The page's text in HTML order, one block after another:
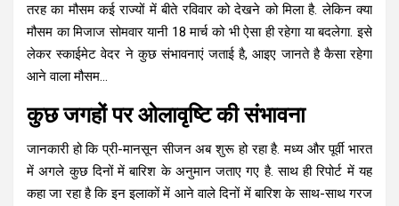
तरह का मौसम कई राज्यों में बीते रविवार को देखने को मिला है. लेकिन क्या
मौसम का मिजाज सोमवार यानी 18 मार्च को भी ऐसा ही रहेगा या बदलेगा. इसे
लेकर स्काईमेट वेदर ने कुछ संभावनाएं जताई है, आइए जानते है कैसा रहेगा
आने वाला मौसम…
कुछ जगहों पर ओलावृष्टि की संभावना
जानकारी हो कि प्री-मानसून सीजन अब शुरू हो रहा है. मध्य और पूर्वी भारत
में अगले कुछ दिनों में बारिश के अनुमान जताए गए है. साथ ही रिपोर्ट में यह
कहा जा रहा है कि इन इलाकों में आने वाले दिनों में बारिश के साथ-साथ गरज